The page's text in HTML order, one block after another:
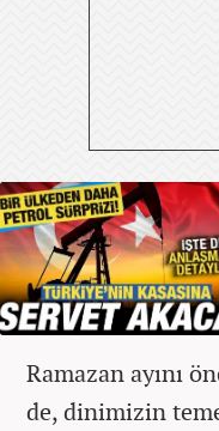
Ramazan ayını
de, dinimizin